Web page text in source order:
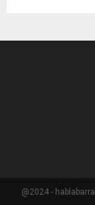
@2024 -